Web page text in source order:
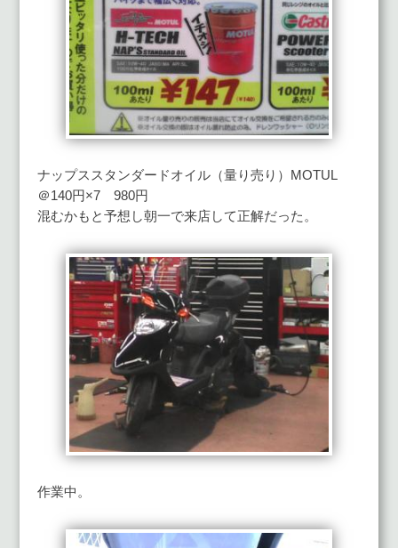
ナップススタンダードオイル（量り売り）MOTUL
＠140円×7 980円
混むかもと予想し朝一で来店して正解だった。
作業中。